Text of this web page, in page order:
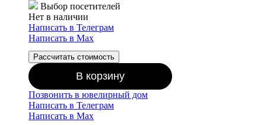
Выбор посетителей
Нет в наличии
Написать в Телеграм
Написать в Мах
Рассчитать стоимость
В корзину
Позвонить в ювелирный дом
Написать в Телеграм
Написать в Мах